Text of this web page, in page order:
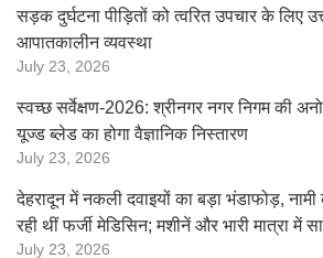
सड़क दुर्घटना पीड़ितों को त्वरित उपचार के लिए
आपातकालीन व्यवस्था
July 23, 2026
स्वच्छ सर्वेक्षण-2026: श्रीनगर नगर निगम की
यूज्ड ब्लेड का होगा वैज्ञानिक निस्तारण
July 23, 2026
देहरादून में नकली दवाइयों का बड़ा भंडाफोड़,
रही थीं फर्जी मेडिसिन; मशीनें और भारी मात्रा में
July 23, 2026